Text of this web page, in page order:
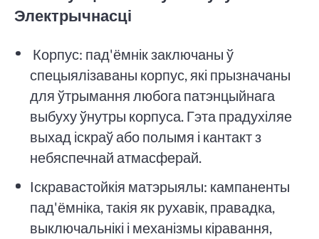
Электрычнасці
Корпус: пад'ёмнік заключаны ў
спецыялізаваны корпус, які прызначаны
для ўтрымання любога патэнцыйнага
выбуху ўнутры корпуса. Гэта прадухіляе
выхад іскраў або полымя і кантакт з
небяспечнай атмасферай.
Іскравастойкія матэрыялы: кампаненты
пад'ёмніка, такія як рухавік, правадка,
выключальнікі і механізмы кіравання,